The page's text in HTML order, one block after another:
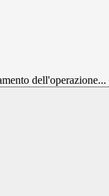
dell'operazione...